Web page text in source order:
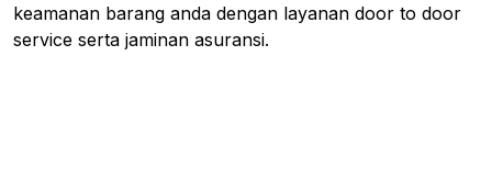
keamanan barang anda dengan layanan door to door
service serta jaminan asuransi.